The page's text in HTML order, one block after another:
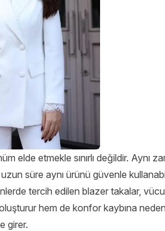
elde etmekle sınırlı değildir. Aynı
süre aynı ürünü güvenle
tercih edilen blazer takalar,
hem de konfor kaybına
girer.